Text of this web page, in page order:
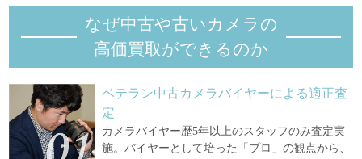
なぜ中古や古いカメラの
高価買取ができるのか
ベテラン中古カメラバイヤーによる適正査
定
カメラバイヤー歴5年以上のスタッフのみ査定実
施。バイヤーとして培った「プロ」の観点から、